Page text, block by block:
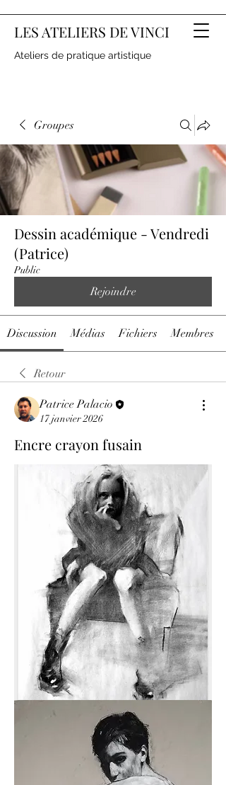
LES ATELIERS DE VINCI
Ateliers de pratique artistique
Groupes
Dessin académique - Vendredi
(Patrice)
Public
Rejoindre
Discussion Médias Fichiers Membres
Retour
Patrice Palacio
17 janvier 2026
Encre crayon fusain